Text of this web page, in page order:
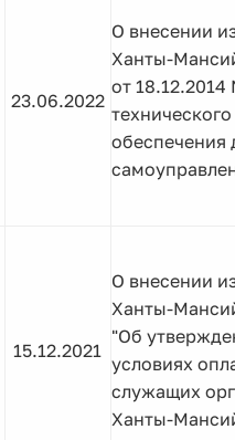
23.06.2022
О внесении
Ханты-
от
обеспечения
15.12.2021
О внесении
Ханты-
"Об
условиях
служащих
Ханты-